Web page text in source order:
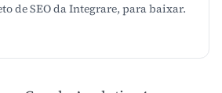
de SEO da Integrare, para baixar.